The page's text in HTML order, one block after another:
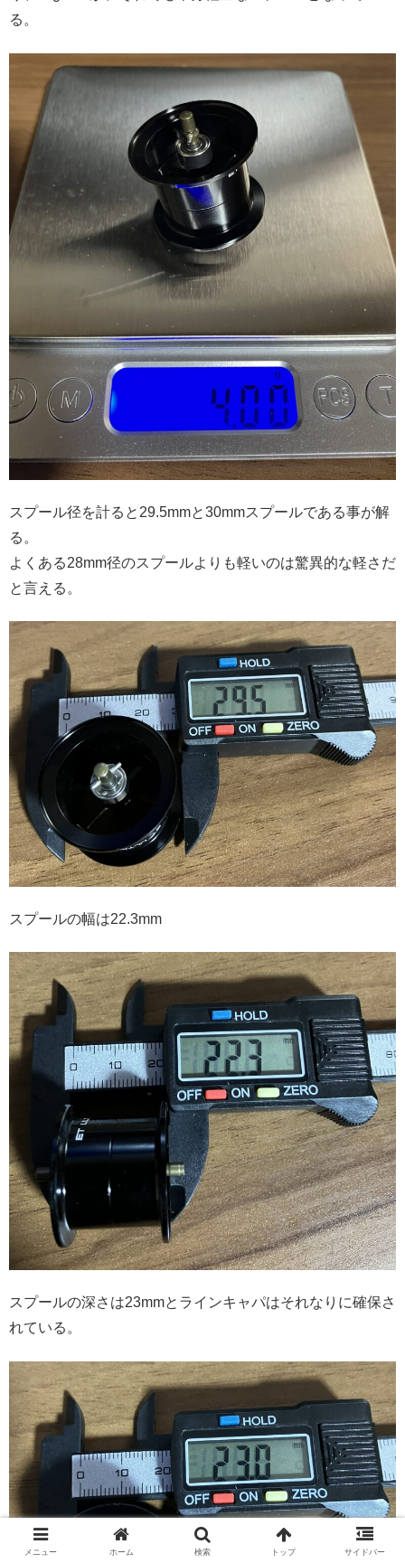
る。
スプール径を計ると29.5mmと30mmスプールである事が解
る。
よくある28mm径のスプールよりも軽いのは驚異的な軽さだ
と言える。
スプールの幅は22.3mm
スプールの深さは23mmとラインキャパはそれなりに確保さ
れている。
メニュー ホーム 検索 トップ サイドバー